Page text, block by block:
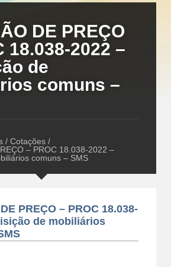
DE PREÇO
18.038-2022 –
de
comuns –
/ Cotações /
– PROC 18.038-2022 –
comuns – SMS
PREÇO – PROC 18.038-
de mobiliários